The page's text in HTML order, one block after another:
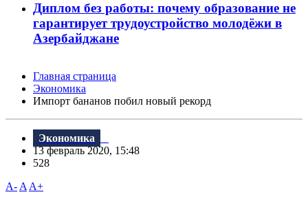
Диплом без работы: почему образование не
гарантирует трудоустройство молодёжи в
Азербайджане
Главная страница
Экономика
Импорт бананов побил новый рекорд
Экономика
13 февраль 2020, 15:48
528
A- A A+